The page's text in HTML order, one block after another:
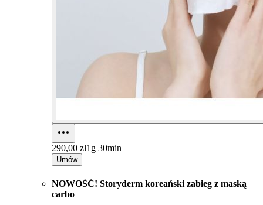
290,00 zł1g 30min
Umów
NOWOŚĆ! Storyderm koreański zabieg z maską
carbo